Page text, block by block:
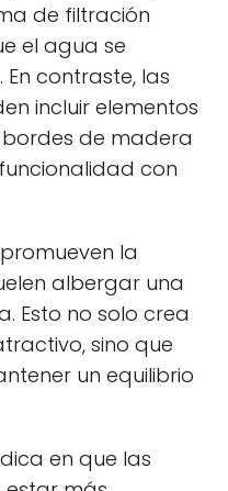
de filtración
el agua se
contraste, las
incluir elementos
de madera
con
la
albergar una
Esto no solo crea
sino que
un equilibrio
en que las